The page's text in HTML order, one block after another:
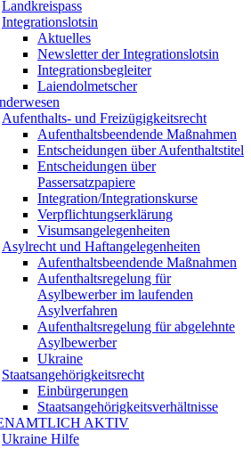
Landkreispass
Integrationslotsin
Aktuelles
Newsletter der Integrationslotsin
Integrationsbegleiter
Laiendolmetscher
Aufenthalts- und Freizügigkeitsrecht
Aufenthaltsbeendende Maßnahmen
Entscheidungen über Aufenthaltstitel
Entscheidungen über
Passersatzpapiere
Integration/Integrationskurse
Verpflichtungserklärung
Visumsangelegenheiten
Asylrecht und Haftangelegenheiten
Aufenthaltsbeendende Maßnahmen
Aufenthaltsregelung für
Asylbewerber im laufenden
Asylverfahren
Aufenthaltsregelung für abgelehnte
Asylbewerber
Ukraine
Staatsangehörigkeitsrecht
Einbürgerungen
Staatsangehörigkeitsverhältnisse
AKTIV
Ukraine Hilfe